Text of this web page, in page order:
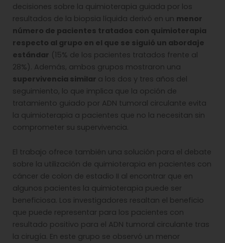
decisiones sobre la quimioterapia guiada por los
resultados de la biopsia líquida derivó en un menor
número de pacientes tratados con quimioterapia
respecto al grupo en el que se siguió un abordaje
estándar (15% de los pacientes tratados frente al
28%). Además, ambos grupos mostraron una
supervivencia similar a los dos y tres años del
seguimiento, lo que implica que la opción de
tratamiento guiado por ADN tumoral circulante evita
la quimioterapia a pacientes que no la necesitan sin
comprometer su supervivencia.
El trabajo ofrece también una solución para el debate
sobre la utilización de quimioterapia en pacientes con
cáncer de colon de estadio II al encontrar que en
algunos pacientes la quimioterapia puede ser
beneficiosa. Los investigadores resaltan el beneficio
que puede representar para los pacientes con
resultado positivo para el ADN tumoral circulante tras
la cirugía. En este grupo se observó un menor